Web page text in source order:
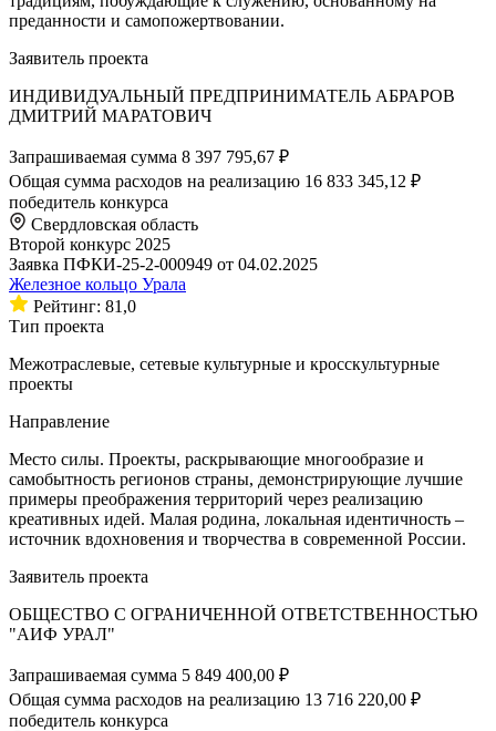
преданности и самопожертвовании.
Заявитель проекта
ИНДИВИДУАЛЬНЫЙ ПРЕДПРИНИМАТЕЛЬ АБРАРОВ
ДМИТРИЙ МАРАТОВИЧ
Запрашиваемая сумма 8 397 795,67 ₽
Общая сумма расходов на реализацию 16 833 345,12 ₽
победитель конкурса
Свердловская область
Второй конкурс 2025
Заявка ПФКИ-25-2-000949 от 04.02.2025
Железное кольцо Урала
Рейтинг: 81,0
Тип проекта
Межотраслевые, сетевые культурные и кросскультурные
проекты
Направление
Место силы. Проекты, раскрывающие многообразие и
самобытность регионов страны, демонстрирующие лучшие
примеры преображения территорий через реализацию
креативных идей. Малая родина, локальная идентичность –
источник вдохновения и творчества в современной России.
Заявитель проекта
ОБЩЕСТВО С ОГРАНИЧЕННОЙ ОТВЕТСТВЕННОСТЬЮ
"АИФ УРАЛ"
Запрашиваемая сумма 5 849 400,00 ₽
Общая сумма расходов на реализацию 13 716 220,00 ₽
победитель конкурса